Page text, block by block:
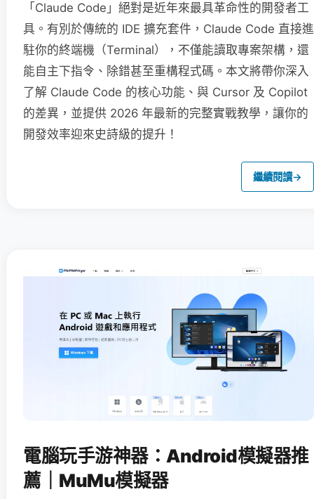
「Claude Code」絕對是近年來最具革命性的開發者工
具。有別於傳統的 IDE 擴充套件，Claude Code 直接進
駐你的終端機（Terminal），不僅能讀取專案架構，還
能自主下指令、除錯甚至重構程式碼。本文將帶你深入
了解 Claude Code 的核心功能、與 Cursor 及 Copilot
的差異，並提供 2026 年最新的完整實戰教學，讓你的
開發效率迎來史詩級的提升！
繼續閱讀→
電腦玩手游神器：Android模擬器推
薦｜MuMu模擬器